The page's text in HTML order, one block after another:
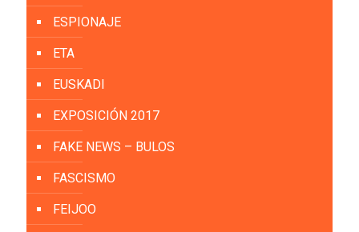
ESPIONAJE
ETA
EUSKADI
EXPOSICIÓN 2017
FAKE NEWS – BULOS
FASCISMO
FEIJOO